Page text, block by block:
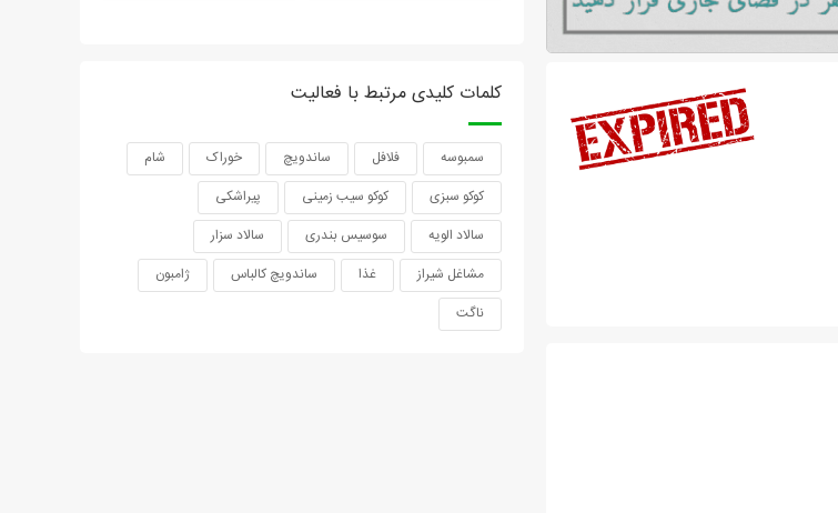
کلمات کلیدی مرتبط با فعالیت
سمبوسه فلافل ساندویچ خوراک
شام
کوکو سبزی
کوکو سیب زمینی
پیراشکی
سالاد الویه
سوسیس بندری
سالاد سزار
مشاغل شیراز
غذا ساندویچ کالباس
ژامبون
ناگت